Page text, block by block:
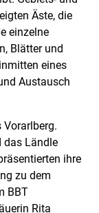
Äste, die
einzelne
Blätter und
eines
Austausch
das Ländle
ihre
zu dem
BBT
Rita